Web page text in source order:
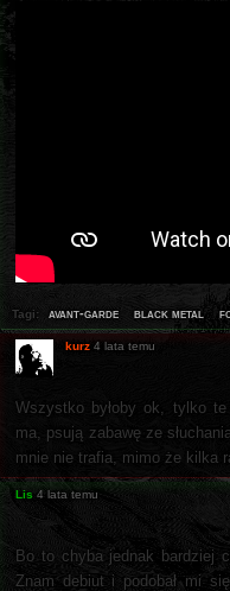
Tagi: avant-garde black metal
kurz 4 lata temu
Wszystko byłoby ok, tylko
ma, psują zabawę ze
mnie nie trafia, mimo że kilka
Lis 4 lata temu
Bo to chyba jednak bardziej
Znam debiut i podobał mi